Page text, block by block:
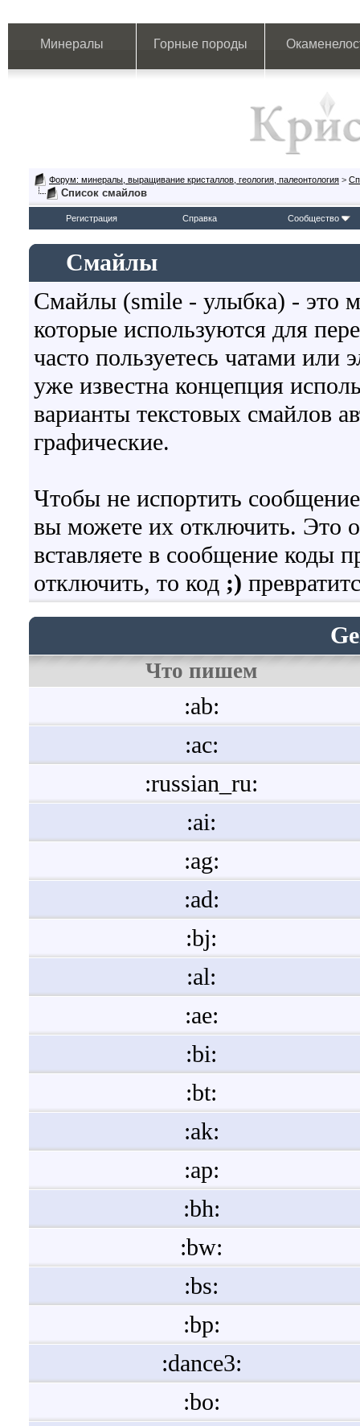
Минералы Горные породы
Форум: минералы, выращивание кристаллов, геология, палеонтология >
Список смайлов
Регистрация Справка Сообщество
Смайлы
Смайлы (smile - улыбка) - это
которые используются для
часто пользуетесь чатами или
уже известна концепция
варианты текстовых смайлов
графические.
Чтобы не испортить
вы можете их отключить. Это
вставляете в сообщение коды
отключить, то код ;)
Что пишем
:ab:
:ac:
:russian_ru:
:ai:
:ag:
:ad:
:bj:
:al:
:ae:
:bi:
:bt:
:ak:
:ap:
:bh:
:bw:
:bs:
:bp:
:dance3:
:bo: